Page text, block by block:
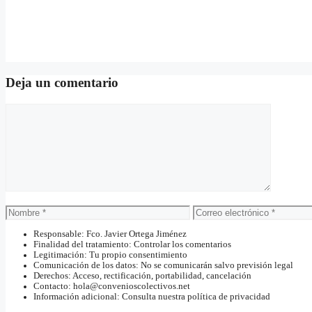
Deja un comentario
Nombre
Correo
electrónico
Responsable: Fco. Javier Ortega Jiménez
Finalidad del tratamiento: Controlar los comentarios
Legitimación: Tu propio consentimiento
Comunicación de los datos: No se comunicarán salvo previsión legal
Derechos: Acceso, rectificación, portabilidad, cancelación
Contacto: hola@convenioscolectivos.net
Información adicional: Consulta nuestra política de privacidad